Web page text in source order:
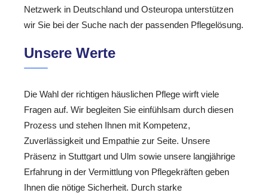
Netzwerk in Deutschland und Osteuropa unterstützen
wir Sie bei der Suche nach der passenden Pflegelösung.
Unsere Werte
Die Wahl der richtigen häuslichen Pflege wirft viele
Fragen auf. Wir begleiten Sie einfühlsam durch diesen
Prozess und stehen Ihnen mit Kompetenz,
Zuverlässigkeit und Empathie zur Seite. Unsere
Präsenz in Stuttgart und Ulm sowie unsere langjährige
Erfahrung in der Vermittlung von Pflegekräften geben
Ihnen die nötige Sicherheit. Durch starke